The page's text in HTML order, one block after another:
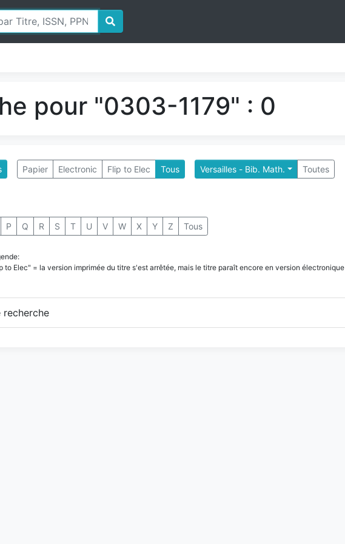
pour "0303-1179" : 0
Papier Electronic Flip to Elec Tous Versailles - Bib. Math. Toutes
P Q R S T U V W X Y Z Tous
to Elec" = la version imprimée du titre s'est arrêtée, mais le titre paraît encore en version électronique